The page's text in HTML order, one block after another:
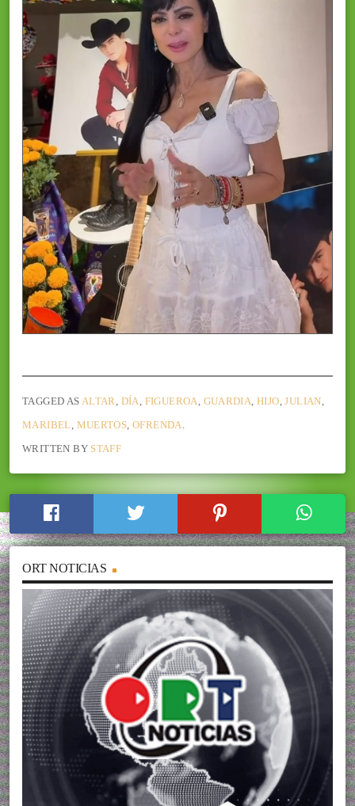
TAGGED AS ALTAR, DÍA, FIGUEROA, GUARDIA,HIJO,JULIAN,
MARIBEL , MUERTOS,OFRENDA.
WRITTEN BY STAFF
ORT NOTICIAS